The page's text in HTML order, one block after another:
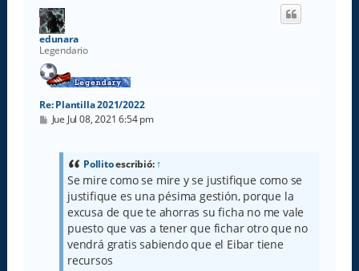
edunara
Legendario
Re: Plantilla 2021/2022
M
Jue Jul 08, 2021 6:54 pm
Pollitoescribió:↑
Se mire como se mire y se justifique como se
justifique es una pésima gestión, porque la
excusa de que te ahorras su ficha no me vale
puesto que vas a tener que fichar otro que no
vendrá gratis sabiendo que el Eibar tiene
recursos